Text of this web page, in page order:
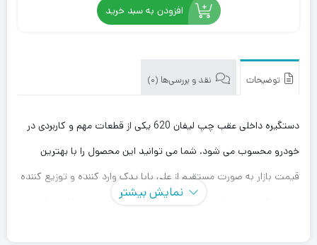
افزودن به سبد خرید
توضیحات نقد و بررسی‌ها (0)
دستگیره داخلی عقب چپ لیفان 620 یکی از قطعات مهم و کاربردی در
خودرو محسوب می شود. شما می توانید این محصول را با بهترین
قیمت بازار به صورت مستقیم از علی بابا یدک وارد کننده و توزیع کننده
، با بهترین قیمت خریداری کنید. توجه داشته باشید
نمایش بیشتر